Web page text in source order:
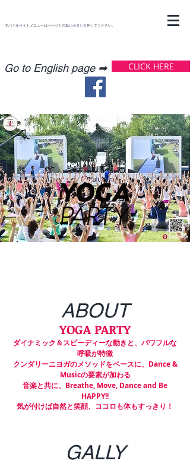
モバイルサイトメニューはページ下の黒いボタンを押してください。
​Go to English page ➡ CLICK HERE
YOGA PARTY
ダイナミック＆スピーディーな動きと、パワフルな
呼吸が特徴
クンダリーニヨガのメソッドをベースに、Dance &
Musicの要素が加わる
音楽と共に、Breathe, Move, Dance and Be
HAPPY!!
気が付けば自然と笑顔、ココロも体もすっきり！
ABOUT
GALLY